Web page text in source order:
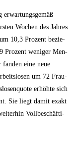
erwar­tungs­ge­mäß
Wochen des Jah­res
10,3 Pro­zent bezie­
Pro­zent weni­ger Men­
fan­den eine neue
um 72 Frau­
erhöh­te sich
Sie liegt damit exakt
Voll­be­schäf­ti­